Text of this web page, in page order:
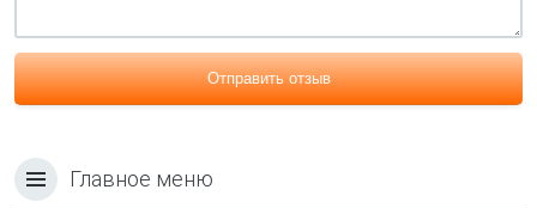
Отправить отзыв
Главное меню